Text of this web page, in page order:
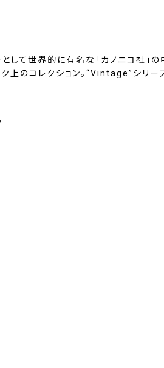
して世界的に有名な「カノニコ社」の
上のコレクション。“Vintage”シリー